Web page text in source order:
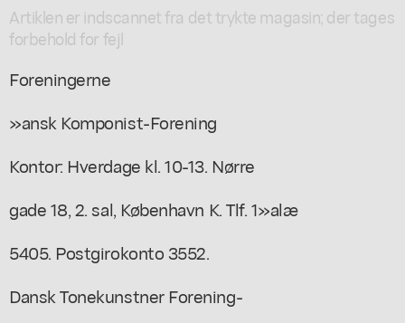
Artiklen er indscannet fra det trykte magasin; der tages
forbehold for fejl
Foreningerne
»ansk Komponist-Forening
Kontor: Hverdage kl. 10-13. Nørre
gade 18, 2. sal, København K. Tlf. 1»alæ
5405. Postgirokonto 3552.
Dansk Tonekunstner Forening-